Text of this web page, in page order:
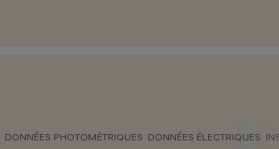
DONNÉES PHOTOMÉTRIQUES DONNÉES ÉLECTRIQUES